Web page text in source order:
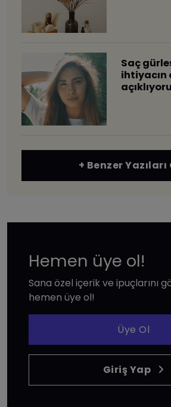
Saç
ihtiyacın
+ Benzer Yazıları
Hemen üye ol!
Sana özel içerik ve ipuçlarını
hemen üye ol!
Üye Ol
Giriş Yap